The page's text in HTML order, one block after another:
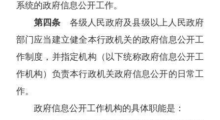
系统的政府信息公开工作。
第四条 各级人民政府及县级以上人民政府
部门应当建立健全本行政机关的政府信息公开工
作制度，并指定机构（以下统称政府信息公开工
作机构）负责本行政机关政府信息公开的日常工
作。
政府信息公开工作机构的具体职能是：